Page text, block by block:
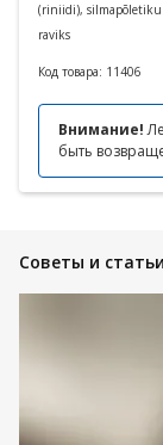
(riniidi),
raviks
Код товара: 11406
Внимание!
быть
Советы и статьи